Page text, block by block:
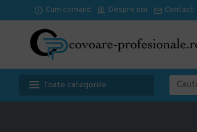
Cum comand Despre noi Contact
Toate categoriile